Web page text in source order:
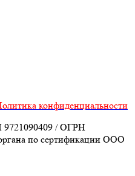
конфиденциальности
/ ОГРН
по сертификации ООО